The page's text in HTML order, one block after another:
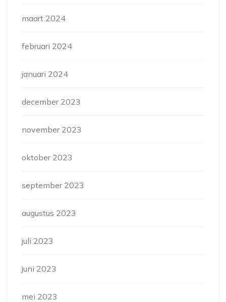
maart 2024
februari 2024
januari 2024
december 2023
november 2023
oktober 2023
september 2023
augustus 2023
juli 2023
juni 2023
mei 2023